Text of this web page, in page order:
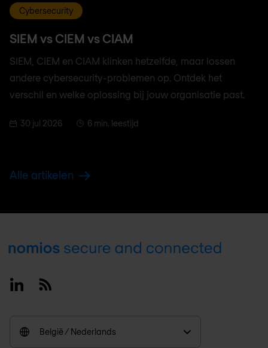
Cybersecurity
SIEM vs CIEM vs CIAM
SIEM, CIEM en CIAM klinken hetzelfde, maar lossen
andere cybersecurity-problemen op. Ontdek het
verschil en welke oplossing bij jouw organisatie past.
30 jul 2026 6 min. leestijd
Alle artikelen
Footer
LinkedinRSS
België / Nederlands